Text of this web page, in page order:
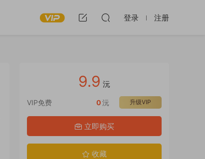
登录 注册
9.9 沅
VIP免费 升级VIP
0沅
立即购买
收藏